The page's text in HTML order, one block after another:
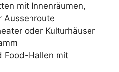
mit Innenräumen,
Aussenroute
oder Kulturhäuser
Food-Hallen mit